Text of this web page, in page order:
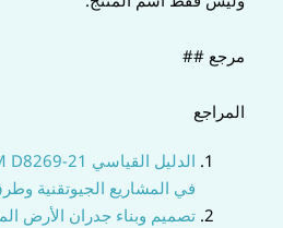
مرجع ##
المراجع
في المشاريع الجيوتقنية
تصميم وبناء جدران الأرض